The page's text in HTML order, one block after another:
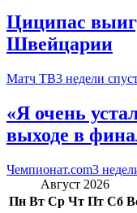
Циципас
Швейцарии
Матч ТВ3 недели
«Я очень
выходе в
Чемпионат.com3
Август 2026
Пн Вт Ср Чт Пт Сб